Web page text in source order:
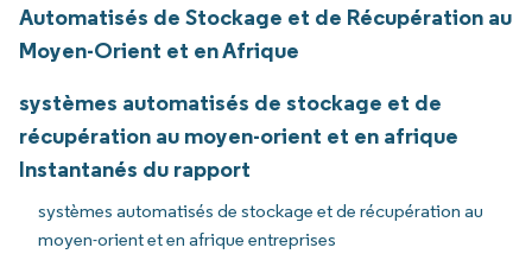
Automatisés de Stockage et de Récupération au
Moyen-Orient et en Afrique
systèmes automatisés de stockage et de
récupération au moyen-orient et en afrique
Instantanés du rapport
systèmes automatisés de stockage et de récupération au
moyen-orient et en afrique entreprises